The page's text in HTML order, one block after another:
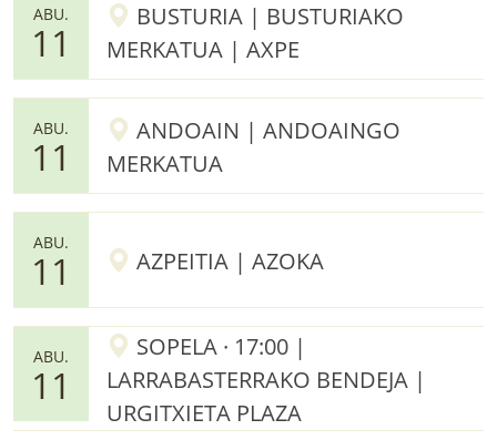
ABU.
11
BUSTURIA | BUSTURIAKO
MERKATUA | AXPE
ABU.
11
ANDOAIN | ANDOAINGO
MERKATUA
ABU.
11 AZPEITIA | AZOKA
ABU.
11
SOPELA · 17:00 |
LARRABASTERRAKO BENDEJA |
URGITXIETA PLAZA